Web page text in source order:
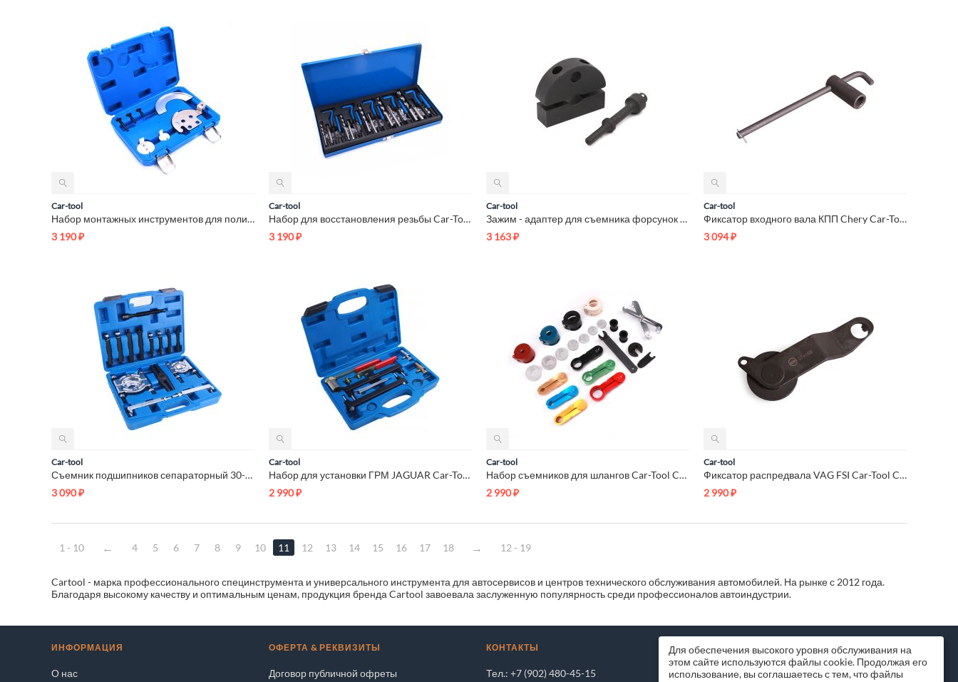
Car-tool
Набор монтажных инструментов для поликлиновых ремней Car-Tool...
3 190₽
Car-tool
Набор для восстановления резьбы Car-Tool CT-H016
3 190₽
Car-tool
Зажим - адаптер для съемника форсунок Car-Tool CT-3334
3 163₽
Car-tool
Фиксатор входного вала КПП Chery Car-Tool CT-A004
3 094₽
Car-tool
Съемник подшипников сепараторный 30-50 мм, 50-75 мм в кейсе C...
3 090₽
Car-tool
Набор для установки ГРМ JAGUAR Car-Tool CT-A1405
2 990₽
Car-tool
Набор съемников для шлангов Car-Tool CT-3002
2 990₽
Car-tool
Фиксатор распредвала VAG FSI Car-Tool CT-A1505
2 990₽
1 - 10 4 5 6 7 8 9 10 11 12 13 14 15 16 17 18 12 - 19
Cartool - марка профессионального специнструмента и универсального инструмента для автосервисов и центров технического обслуживания автомобилей. На рынке с 2012 года.
Благодаря высокому качеству и оптимальным ценам, продукция бренда Cartool завоевала заслуженную популярность среди профессионалов автоиндустрии.
ИНФОРМАЦИЯ
О нас
ОФЕРТА & РЕКВИЗИТЫ
Договор публичной офреты
КОНТАКТЫ
Тел.: +7 (902) 480-45-15
МИССИЯ КОМПАНИИ
Помогаем бизнесу и частным лицам
Для обеспечения высокого уровня обслуживания на
этом сайте используются файлы cookie. Продолжая его
использование, вы соглашаетесь с тем, что файлы